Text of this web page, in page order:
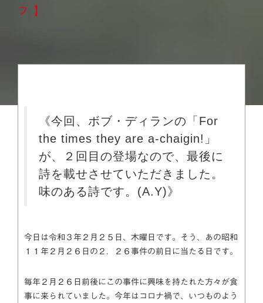
n
フ】
《今回、ボブ・ディランの「For
the times they are a-chaigin!」
が、２回目の登場なので、最後に
詩を載せさせていただきました。
味のある詩です。(A.Y)》
今日は令和３年２月２５日、木曜日です。そう、あの昭和
１１年２月２６日の２．２６事件の前日に当たる日です。
毎年２月２６日前後にこの事件に興味を持たれた方々が食
事に来られていました。今年はコロナ禍で、いつものよう